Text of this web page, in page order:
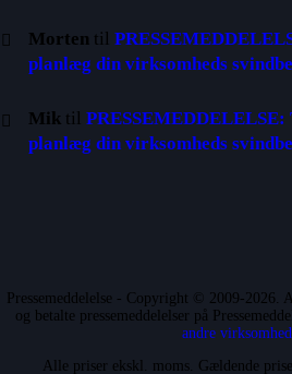
Morten til
planlæg din virksomheds
Mik til
planlæg din virksomheds
Pressemeddelelse - Copyright © 2009-2026.
og betalte pressemeddelelser på
andre
Alle priser ekskl. moms. Gældende